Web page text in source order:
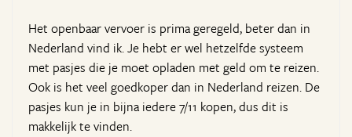
Het openbaar vervoer is prima geregeld, beter dan in
Nederland vind ik. Je hebt er wel hetzelfde systeem
met pasjes die je moet opladen met geld om te reizen.
Ook is het veel goedkoper dan in Nederland reizen. De
pasjes kun je in bijna iedere 7/11 kopen, dus dit is
makkelijk te vinden.